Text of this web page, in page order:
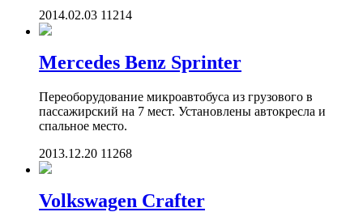
2014.02.03 11214
Mercedes Benz Sprinter
Переоборудование микроавтобуса из грузового в
пассажирский на 7 мест. Установлены автокресла и
спальное место.
2013.12.20 11268
Volkswagen Crafter